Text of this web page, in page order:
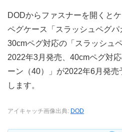
DODからファスナーを開くと
ペグケース「スラッシュペグパ
30cmペグ対応の「スラッシュ
2022年3月発売、40cmペグ対
ーン（40）」が2022年6月発
します。
アイキャッチ画像出典: DOD